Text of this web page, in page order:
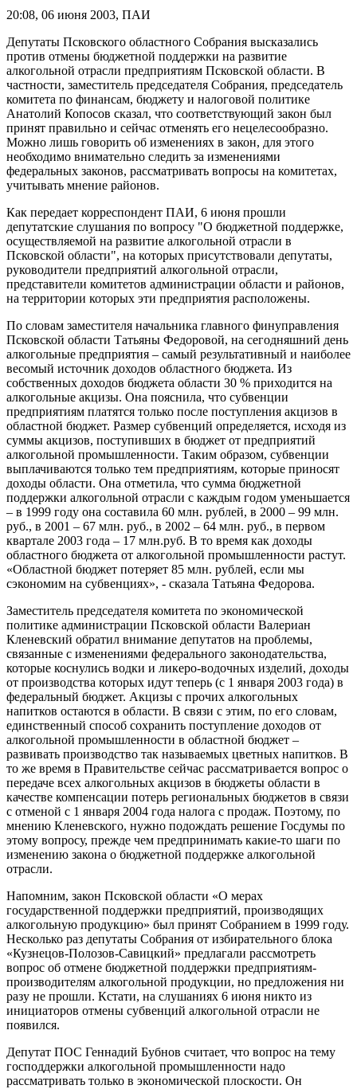
20:08, 06 июня 2003, ПАИ
Депутаты Псковского областного Собрания высказались
против отмены бюджетной поддержки на развитие
алкогольной отрасли предприятиям Псковской области. В
частности, заместитель председателя Собрания, председатель
комитета по финансам, бюджету и налоговой политике
Анатолий Копосов сказал, что соответствующий закон был
принят правильно и сейчас отменять его нецелесообразно.
Можно лишь говорить об изменениях в закон, для этого
необходимо внимательно следить за изменениями
федеральных законов, рассматривать вопросы на комитетах,
учитывать мнение районов.
Как передает корреспондент ПАИ, 6 июня прошли
депутатские слушания по вопросу "О бюджетной поддержке,
осуществляемой на развитие алкогольной отрасли в
Псковской области", на которых присутствовали депутаты,
руководители предприятий алкогольной отрасли,
представители комитетов администрации области и районов,
на территории которых эти предприятия расположены.
По словам заместителя начальника главного финуправления
Псковской области Татьяны Федоровой, на сегодняшний день
алкогольные предприятия – самый результативный и наиболее
весомый источник доходов областного бюджета. Из
собственных доходов бюджета области 30 % приходится на
алкогольные акцизы. Она пояснила, что субвенции
предприятиям платятся только после поступления акцизов в
областной бюджет. Размер субвенций определяется, исходя из
суммы акцизов, поступивших в бюджет от предприятий
алкогольной промышленности. Таким образом, субвенции
выплачиваются только тем предприятиям, которые приносят
доходы области. Она отметила, что сумма бюджетной
поддержки алкогольной отрасли с каждым годом уменьшается
– в 1999 году она составила 60 млн. рублей, в 2000 – 99 млн.
руб., в 2001 – 67 млн. руб., в 2002 – 64 млн. руб., в первом
квартале 2003 года – 17 млн.руб. В то время как доходы
областного бюджета от алкогольной промышленности растут.
«Областной бюджет потеряет 85 млн. рублей, если мы
сэкономим на субвенциях», - сказала Татьяна Федорова.
Заместитель председателя комитета по экономической
политике администрации Псковской области Валериан
Кленевский обратил внимание депутатов на проблемы,
связанные с изменениями федерального законодательства,
которые коснулись водки и ликеро-водочных изделий, доходы
от производства которых идут теперь (с 1 января 2003 года) в
федеральный бюджет. Акцизы с прочих алкогольных
напитков остаются в области. В связи с этим, по его словам,
единственный способ сохранить поступление доходов от
алкогольной промышленности в областной бюджет –
развивать производство так называемых цветных напитков. В
то же время в Правительстве сейчас рассматривается вопрос о
передаче всех алкогольных акцизов в бюджеты области в
качестве компенсации потерь региональных бюджетов в связи
с отменой с 1 января 2004 года налога с продаж. Поэтому, по
мнению Кленевского, нужно подождать решение Госдумы по
этому вопросу, прежде чем предпринимать какие-то шаги по
изменению закона о бюджетной поддержке алкогольной
отрасли.
Напомним, закон Псковской области «О мерах
государственной поддержки предприятий, производящих
алкогольную продукцию» был принят Собранием в 1999 году.
Несколько раз депутаты Собрания от избирательного блока
«Кузнецов-Полозов-Савицкий» предлагали рассмотреть
вопрос об отмене бюджетной поддержки предприятиям-
производителям алкогольной продукции, но предложения ни
разу не прошли. Кстати, на слушаниях 6 июня никто из
инициаторов отмены субвенций алкогольной отрасли не
появился.
Депутат ПОС Геннадий Бубнов считает, что вопрос на тему
господдержки алкогольной промышленности надо
рассматривать только в экономической плоскости. Он